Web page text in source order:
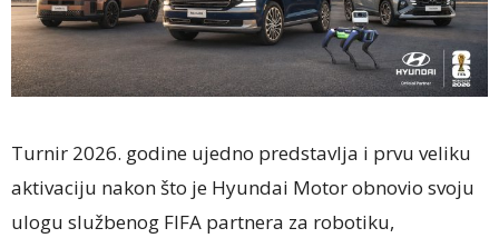
Turnir 2026. godine ujedno predstavlja i prvu veliku
aktivaciju nakon što je Hyundai Motor obnovio svoju
ulogu službenog FIFA partnera za robotiku,